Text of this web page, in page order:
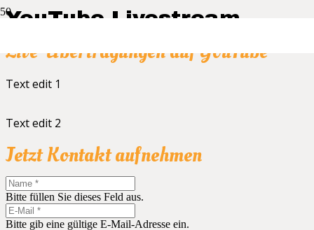
YouTube Livestream
Live-Übertragungen auf YouTube
Text edit 1
Text edit 2
Jetzt Kontakt aufnehmen
Bitte füllen Sie dieses Feld aus.
Bitte gib eine gültige E-Mail-Adresse ein.